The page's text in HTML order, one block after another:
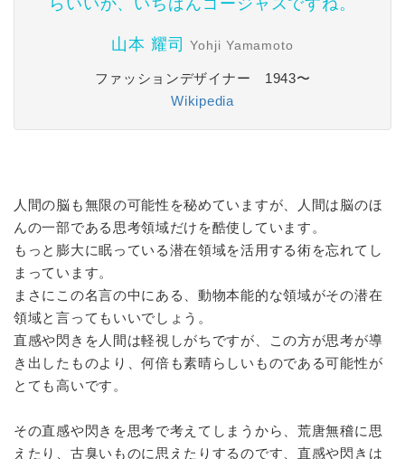
山本 耀司Yohji Yamamoto
ファッションデザイナー 1943〜
Wikipedia
人間の脳も無限の可能性を秘めていますが、人間は脳のほ
んの一部である思考領域だけを酷使しています。
もっと膨大に眠っている潜在領域を活用する術を忘れてし
まっています。
まさにこの名言の中にある、動物本能的な領域がその潜在
領域と言ってもいいでしょう。
直感や閃きを人間は軽視しがちですが、この方が思考が導
き出したものより、何倍も素晴らしいものである可能性が
とても高いです。
その直感や閃きを思考で考えてしまうから、荒唐無稽に思
えたり、古臭いものに思えたりするのです、直感や閃きは